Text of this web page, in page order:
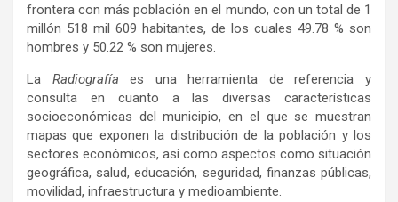
frontera con más población en el mundo, con un total de 1
millón 518 mil 609 habitantes, de los cuales 49.78 % son
hombres y 50.22 % son mujeres.
La Radiografíaes una herramienta de referencia y
consulta en cuanto a las diversas características
socioeconómicas del municipio, en el que se muestran
mapas que exponen la distribución de la población y los
sectores económicos, así como aspectos como situación
geográfica, salud, educación, seguridad, finanzas públicas,
movilidad, infraestructura y medioambiente.